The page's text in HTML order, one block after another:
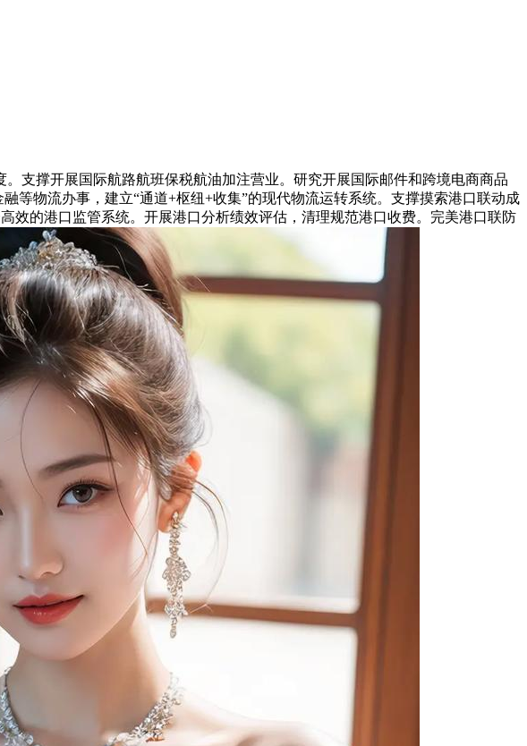
撑开展国际航路航班保税航油加注营业。研究开展国际邮件和跨境电商商品
等物流办事，建立“通道+枢纽+收集”的现代物流运转系统。支撑摸索港口联动成
效的港口监管系统。开展港口分析绩效评估，清理规范港口收费。完美港口联防